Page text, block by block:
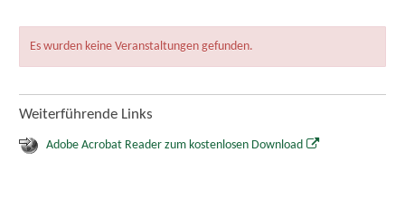
Es wurden keine Veranstaltungen gefunden.
Weiterführende Links
Adobe Acrobat Reader zum kostenlosen Download